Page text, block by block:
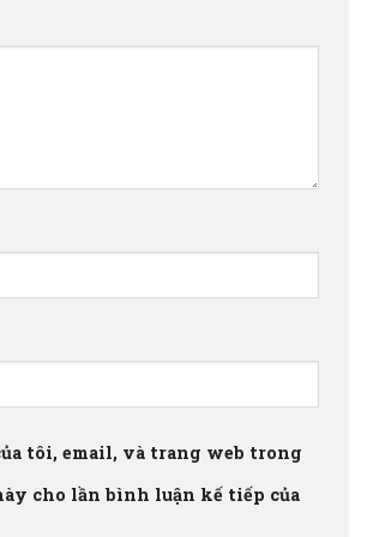
tôi, email, và trang web trong
cho lần bình luận kế tiếp của